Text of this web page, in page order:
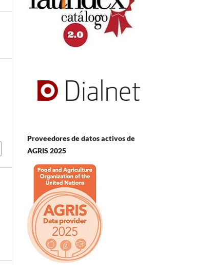
Proveedores de datos activos de
AGRIS 2025